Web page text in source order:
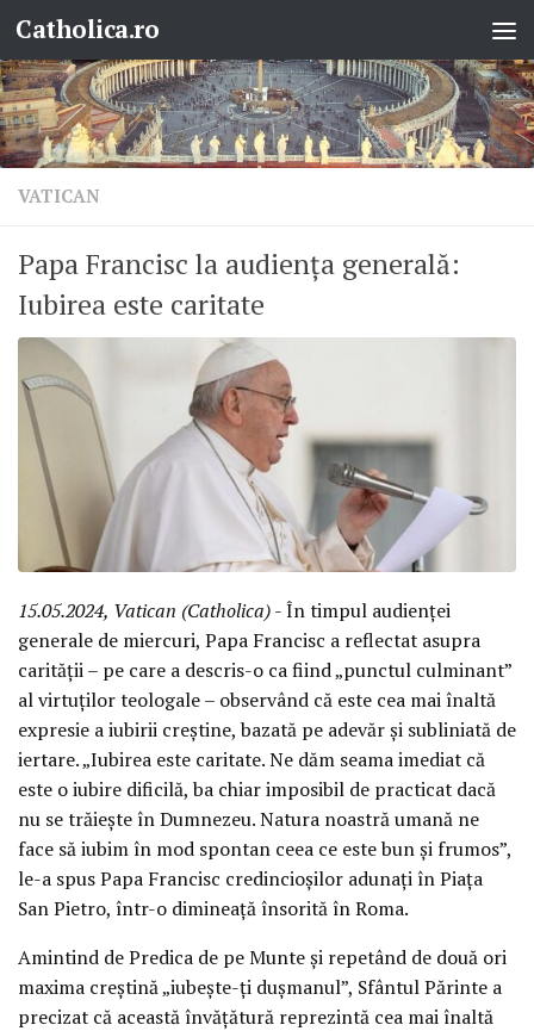
Skip to content
Catholica.ro
VATICAN
Papa Francisc la audiența generală:
Iubirea este caritate
15.05.2024, Vatican (Catholica)- În timpul audienței
generale de miercuri, Papa Francisc a reflectat asupra
carității – pe care a descris-o ca fiind „punctul culminant”
al virtuților teologale – observând că este cea mai înaltă
expresie a iubirii creștine, bazată pe adevăr și subliniată de
iertare. „Iubirea este caritate. Ne dăm seama imediat că
este o iubire dificilă, ba chiar imposibil de practicat dacă
nu se trăiește în Dumnezeu. Natura noastră umană ne
face să iubim în mod spontan ceea ce este bun și frumos”,
le-a spus Papa Francisc credincioșilor adunați în Piața
San Pietro, într-o dimineață însorită în Roma.
Amintind de Predica de pe Munte și repetând de două ori
maxima creștină „iubește-ți dușmanul”, Sfântul Părinte a
precizat că această învățătură reprezintă cea mai înaltă